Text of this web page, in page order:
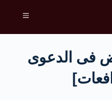
فى الدعوى